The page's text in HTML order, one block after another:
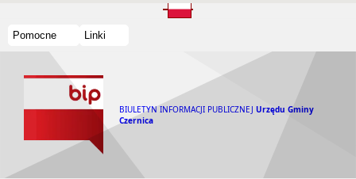
Pomocne Linki
BIULETYN INFORMACJI PUBLICZNEJ Urzędu Gminy
Czernica